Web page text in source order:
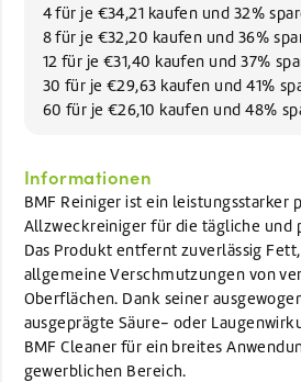
4 für je €34,21 kaufen und 32%
8 für je €32,20 kaufen und 36%
12 für je €31,40 kaufen und 37%
30 für je €29,63 kaufen und 41%
60 für je €26,10 kaufen und 48%
Informationen
BMF Reiniger ist ein leistungsstarker
Allzweckreiniger für die tägliche und
Das Produkt entfernt zuverlässig
allgemeine Verschmutzungen von
Oberflächen. Dank seiner
ausgeprägte Säure- oder
BMF Cleaner für ein breites
gewerblichen Bereich.